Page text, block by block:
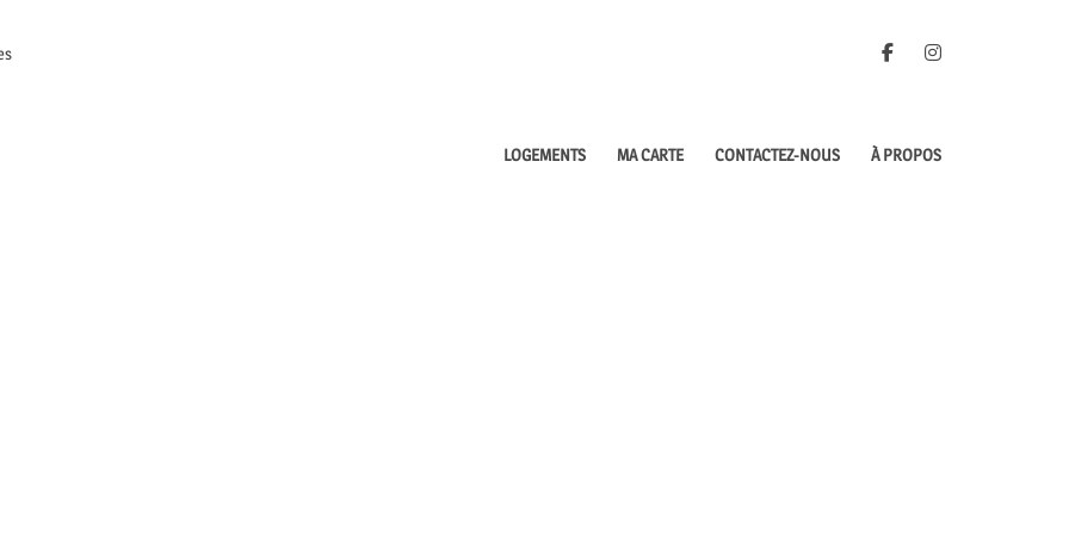
Facebook
LOGEMENTS MA CARTE CONTACTEZ-NOUS À PROPOS